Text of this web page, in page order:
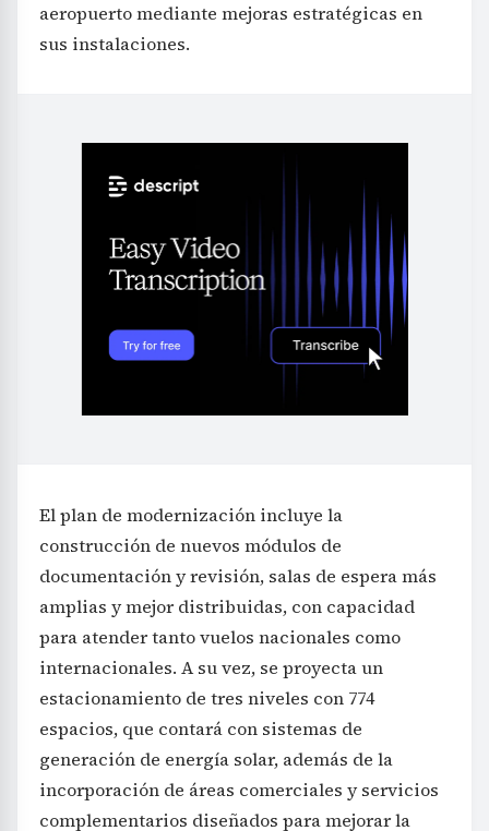
aeropuerto mediante mejoras estratégicas en
sus instalaciones.
El plan de modernización incluye la
construcción de nuevos módulos de
documentación y revisión, salas de espera más
amplias y mejor distribuidas, con capacidad
para atender tanto vuelos nacionales como
internacionales. A su vez, se proyecta un
estacionamiento de tres niveles con 774
espacios, que contará con sistemas de
generación de energía solar, además de la
incorporación de áreas comerciales y servicios
complementarios diseñados para mejorar la